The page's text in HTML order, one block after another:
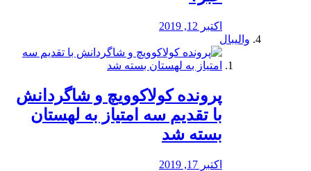
اکتبر 12, 2019
والیبال
پرونده کولاکوویچ و شاگردانش
با تقدیم سه امتیاز به لهستان
بسته شد
اکتبر 17, 2019